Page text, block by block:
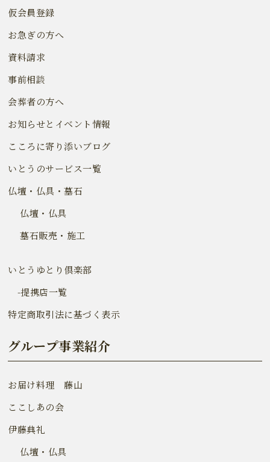
仮会員登録
お急ぎの方へ
資料請求
事前相談
会葬者の方へ
お知らせとイベント情報
こころに寄り添いブログ
いとうのサービス一覧
仏壇・仏具・墓石
仏壇・仏具
墓石販売・施工
いとうゆとり倶楽部
-提携店一覧
特定商取引法に基づく表示
グループ事業紹介
お届け料理 藤山
ここしあの会
伊藤典礼
仏壇・仏具